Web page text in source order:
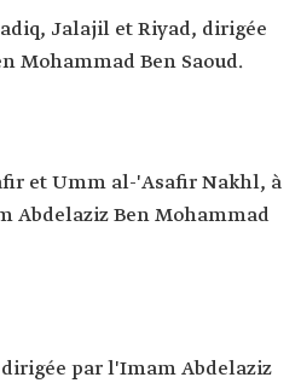
Jalajil et Riyad, dirigée
Mohammad Ben Saoud.
et Umm al-'Asafir Nakhl, à
Abdelaziz Ben Mohammad
par l'Imam Abdelaziz